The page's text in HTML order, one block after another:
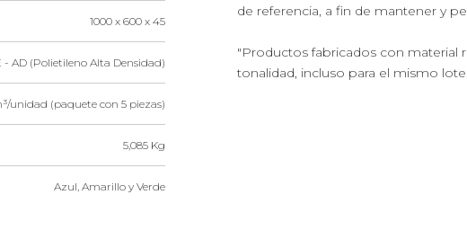
1000 x 600 x 45
- AD (Polietileno Alta Densidad)
unidad (paquete con 5 piezas)
5,085 Kg
Azul, Amarillo y Verde
de referencia, a fin de mantener y
"Productos fabricados con material
tonalidad, incluso para el mismo